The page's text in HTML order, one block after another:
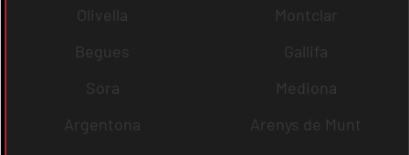
Olivella
Montclar
Begues
Gallifa
Sora
Mediona
Argentona
Arenys de Munt